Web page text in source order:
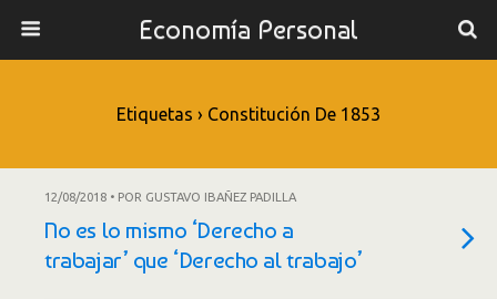
Economía Personal
Etiquetas › Constitución De 1853
12/08/2018 • POR GUSTAVO IBAÑEZ PADILLA
No es lo mismo ‘Derecho a
trabajar’ que ‘Derecho al trabajo’